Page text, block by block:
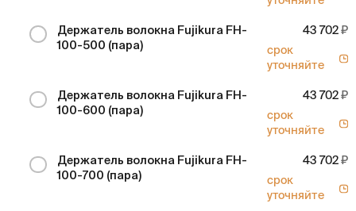
Держатель волокна Fujikura FH-
100-500 (пара)
43 702
срок
уточняйте
Держатель волокна Fujikura FH-
100-600 (пара)
43 702
срок
уточняйте
Держатель волокна Fujikura FH-
100-700 (пара)
43 702
срок
уточняйте